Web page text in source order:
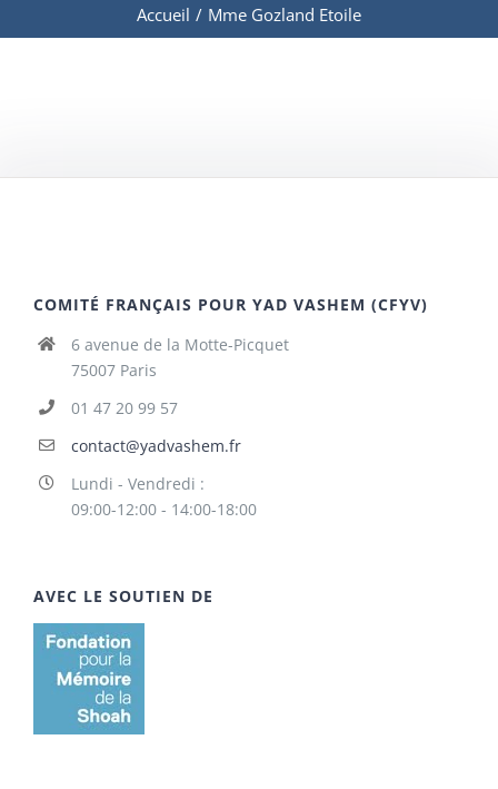
Accueil / Mme Gozland Etoile
COMITÉ FRANÇAIS POUR YAD VASHEM (CFYV)
6 avenue de la Motte-Picquet
75007 Paris
01 47 20 99 57
contact@yadvashem.fr
Lundi - Vendredi :
09:00-12:00 - 14:00-18:00
AVEC LE SOUTIEN DE